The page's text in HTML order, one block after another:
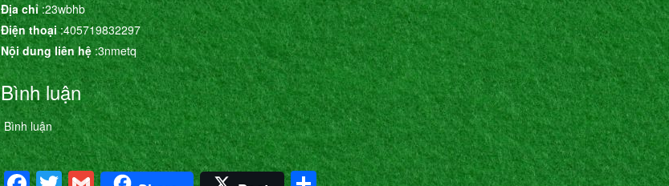
Địa chỉ:23wbhb
Điện thoại:405719832297
Nội dung liên hệ:3nmetq
Bình luận
Bình luận